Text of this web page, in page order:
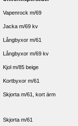
Vapenrock m/69
Jacka m/69 kv
Långbyxor m/61
Långbyxor m/69 kv
Kjol m/85 beige
Kortbyxor m/61
Skjorta m/61, kort ärm
Skjorta m/61